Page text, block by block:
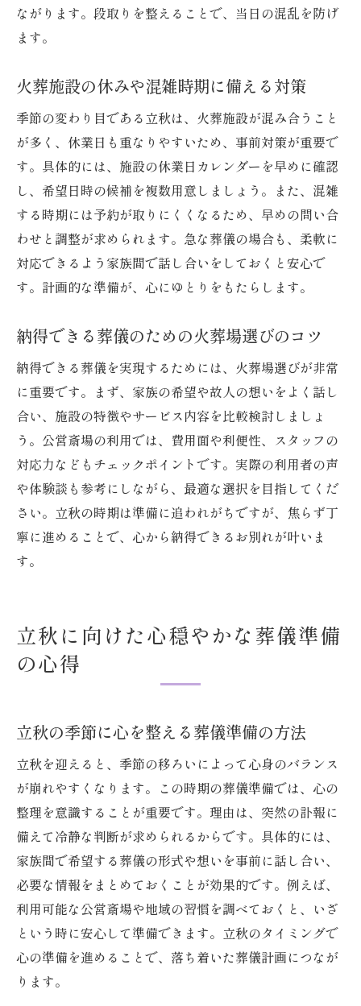
ながります。段取りを整えることで、当日の混乱を防げ
ます。
火葬施設の休みや混雑時期に備える対策
季節の変わり目である立秋は、火葬施設が混み合うこと
が多く、休業日も重なりやすいため、事前対策が重要で
す。具体的には、施設の休業日カレンダーを早めに確認
し、希望日時の候補を複数用意しましょう。また、混雑
する時期には予約が取りにくくなるため、早めの問い合
わせと調整が求められます。急な葬儀の場合も、柔軟に
対応できるよう家族間で話し合いをしておくと安心で
す。計画的な準備が、心にゆとりをもたらします。
納得できる葬儀のための火葬場選びのコツ
納得できる葬儀を実現するためには、火葬場選びが非常
に重要です。まず、家族の希望や故人の想いをよく話し
合い、施設の特徴やサービス内容を比較検討しましょ
う。公営斎場の利用では、費用面や利便性、スタッフの
対応力などもチェックポイントです。実際の利用者の声
や体験談も参考にしながら、最適な選択を目指してくだ
さい。立秋の時期は準備に追われがちですが、焦らず丁
寧に進めることで、心から納得できるお別れが叶いま
す。
立秋に向けた心穏やかな葬儀準備
の心得
立秋の季節に心を整える葬儀準備の方法
立秋を迎えると、季節の移ろいによって心身のバランス
が崩れやすくなります。この時期の葬儀準備では、心の
整理を意識することが重要です。理由は、突然の訃報に
備えて冷静な判断が求められるからです。具体的には、
家族間で希望する葬儀の形式や想いを事前に話し合い、
必要な情報をまとめておくことが効果的です。例えば、
利用可能な公営斎場や地域の習慣を調べておくと、いざ
という時に安心して準備できます。立秋のタイミングで
心の準備を進めることで、落ち着いた葬儀計画につなが
ります。